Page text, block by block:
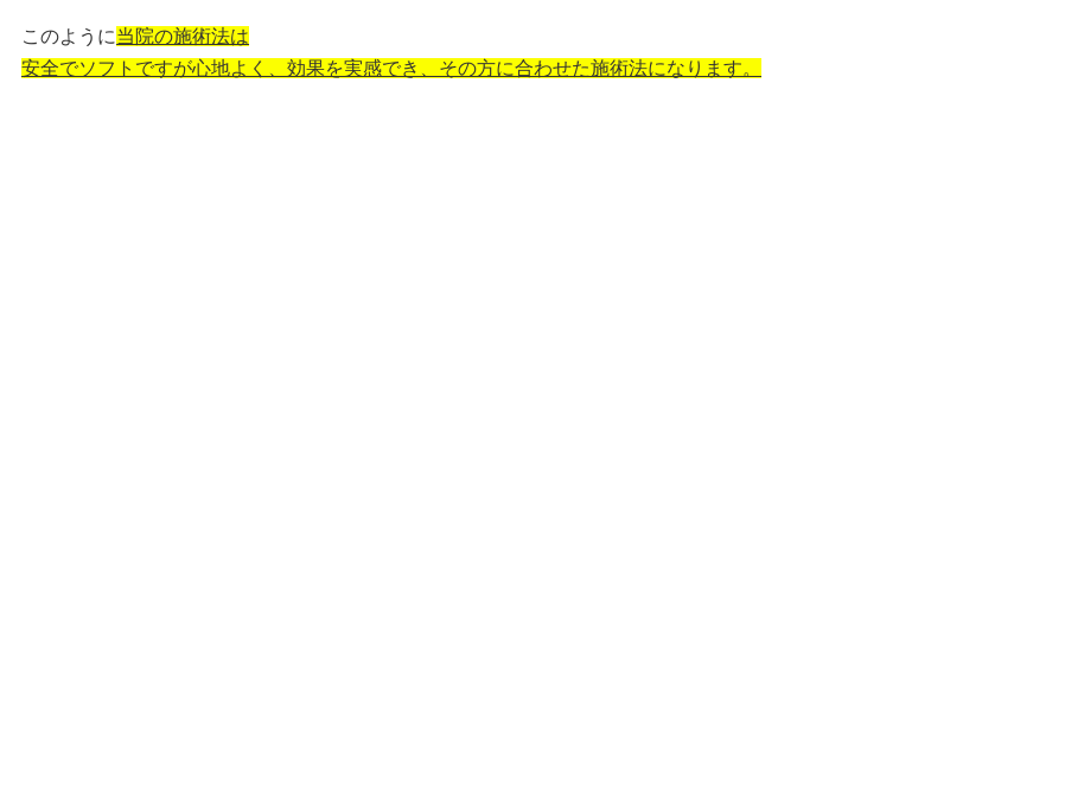
このように当院の施術法は
安全でソフトですが心地よく、効果を実感でき、その方に合わせた施術法になります。